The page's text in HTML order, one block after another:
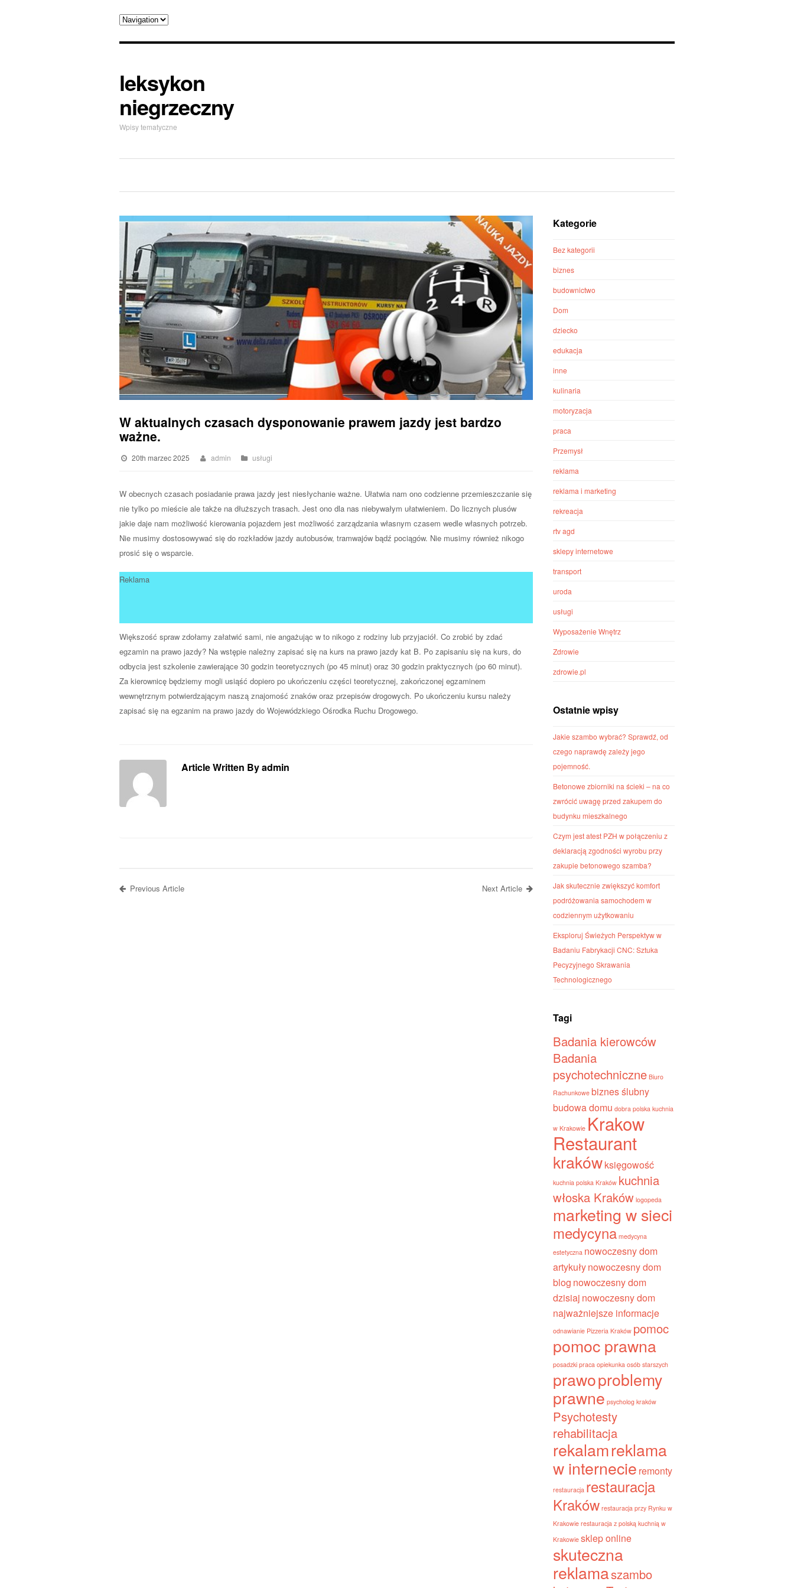
leksykon
niegrzeczny
Wpisy tematyczne
W aktualnych czasach dysponowanie prawem jazdy jest bardzo
ważne.
20th marzec 2025 admin usługi
W obecnych czasach posiadanie prawa jazdy jest niesłychanie ważne. Ułatwia nam ono codzienne przemieszczanie się
nie tylko po mieście ale także na dłuższych trasach. Jest ono dla nas niebywałym ułatwieniem. Do licznych plusów
jakie daje nam możliwość kierowania pojazdem jest możliwość zarządzania własnym czasem wedle własnych potrzeb.
Nie musimy dostosowywać się do rozkładów jazdy autobusów, tramwajów bądź pociągów. Nie musimy również nikogo
prosić się o wsparcie.
Reklama
Większość spraw zdołamy załatwić sami, nie angażując w to nikogo z rodziny lub przyjaciół. Co zrobić by zdać
egzamin na prawo jazdy? Na wstępie należny zapisać się na kurs na prawo jazdy kat B. Po zapisaniu się na kurs, do
odbycia jest szkolenie zawierające 30 godzin teoretycznych (po 45 minut) oraz 30 godzin praktycznych (po 60 minut).
Za kierownicę będziemy mogli usiąść dopiero po ukończeniu części teoretycznej, zakończonej egzaminem
wewnętrznym potwierdzającym naszą znajomość znaków oraz przepisów drogowych. Po ukończeniu kursu należy
zapisać się na egzanim na prawo jazdy do Wojewódzkiego Ośrodka Ruchu Drogowego.
Article Written By admin
Previous Article Next Article
Kategorie
Bez kategorii
biznes
budownictwo
Dom
dziecko
edukacja
inne
kulinaria
motoryzacja
praca
Przemysł
reklama
reklama i marketing
rekreacja
rtv agd
sklepy internetowe
transport
uroda
usługi
Wyposażenie Wnętrz
Zdrowie
zdrowie.pl
Ostatnie wpisy
Jakie szambo wybrać? Sprawdź, od
czego naprawdę zależy jego
pojemność.
Betonowe zbiorniki na ścieki – na co
zwrócić uwagę przed zakupem do
budynku mieszkalnego
Czym jest atest PZH w połączeniu z
deklaracją zgodności wyrobu przy
zakupie betonowego szamba?
Jak skutecznie zwiększyć komfort
podróżowania samochodem w
codziennym użytkowaniu
Eksploruj Świeżych Perspektyw w
Badaniu Fabrykacji CNC: Sztuka
Pecyzyjnego Skrawania
Technologicznego
Tagi
Badania kierowców
Badania
psychotechniczne Biuro
Rachunkowe biznes ślubny
budowa domu dobra polska kuchnia
w Krakowie Krakow
Restaurant
krakówksięgowość
kuchnia polska Kraków kuchnia
włoska Kraków logopeda
marketing w sieci
medycyna medycyna
estetyczna nowoczesny dom
artykułynowoczesny dom
blog nowoczesny dom
dzisiaj nowoczesny dom
najważniejsze informacje
odnawianie Pizzeria Kraków pomoc
pomoc prawna
posadzki praca opiekunka osób starszych
prawoproblemy
prawne psycholog kraków
Psychotesty
rehabilitacja
rekalamreklama
w internecie remonty
restauracja restauracja
Kraków restauracja przy Rynku w
Krakowie restauracja z polską kuchnią w
Krakowie sklep online
skuteczna
reklamaszambo